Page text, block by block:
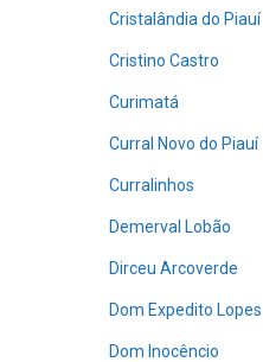
Cristalândia do Piauí
Cristino Castro
Curimatá
Curral Novo do Piauí
Curralinhos
Demerval Lobão
Dirceu Arcoverde
Dom Expedito Lopes
Dom Inocêncio